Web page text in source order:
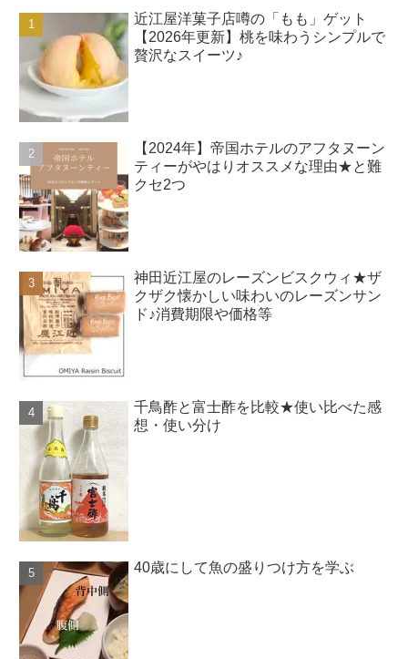
近江屋洋菓子店噂の「もも」ゲット
【2026年更新】桃を味わうシンプルで
贅沢なスイーツ♪
【2024年】帝国ホテルのアフタヌーン
ティーがやはりオススメな理由★と難
クセ2つ
神田近江屋のレーズンビスクウィ★ザ
クザク懐かしい味わいのレーズンサン
ド♪消費期限や価格等
千鳥酢と富士酢を比較★使い比べた感
想・使い分け
40歳にして魚の盛りつけ方を学ぶ